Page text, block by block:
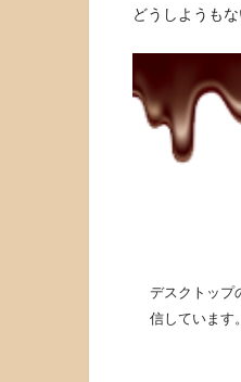
どうしようも
デスクトップ
信しています。